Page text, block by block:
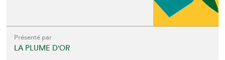
Présenté par
LA PLUME D'OR